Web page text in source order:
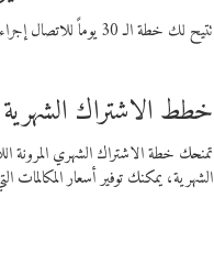
تتيح لك خطة الـ 30 يوماً للاتصال إجراء مكالمات دولية إلى الوجهة التي تختارها لمدة 30 يوماً بأسعار فايبر المنخفضة.
خطط الاشتراك الشهرية
تمنحك خطة الاشتراك الشهري
الشهرية، يمكنك توفير أسعار المكالمات